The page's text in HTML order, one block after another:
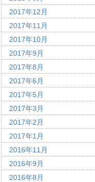
2017年12月
2017年11月
2017年10月
2017年9月
2017年8月
2017年6月
2017年5月
2017年3月
2017年2月
2017年1月
2016年11月
2016年9月
2016年8月